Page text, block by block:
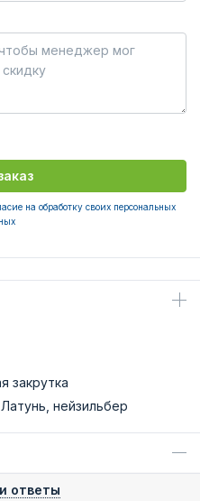
на обработку своих персональных
закрутка
нейзильбер
ответы